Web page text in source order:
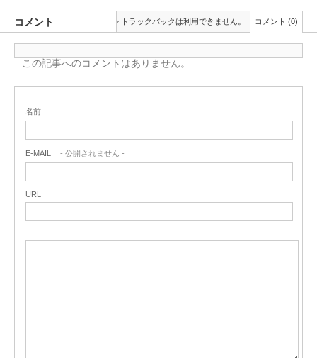
コメント トラックバックは利用できません。 コメント (0)
この記事へのコメントはありません。
名前
E-MAIL - 公開されません -
URL